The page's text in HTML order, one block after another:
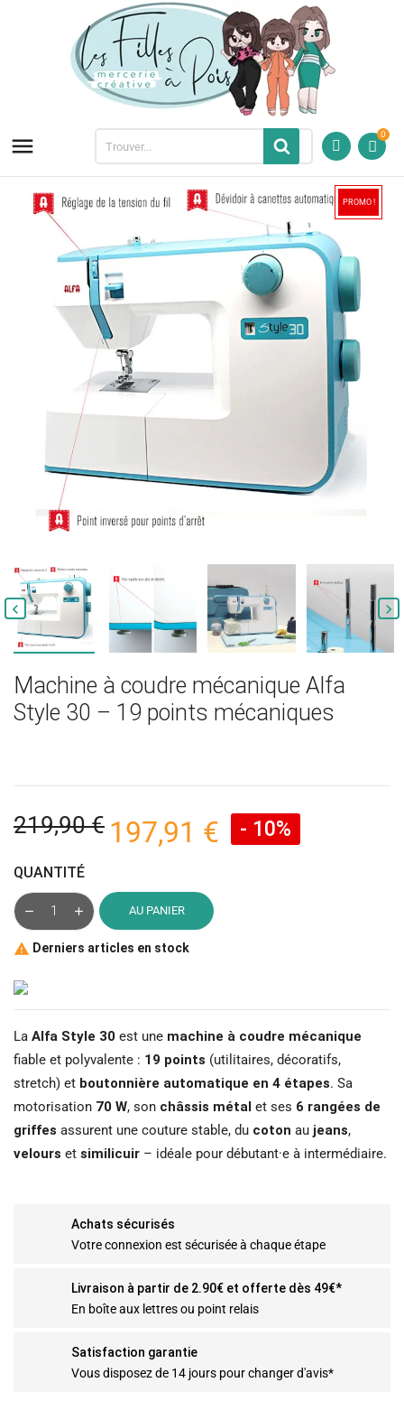
 0
PROMO !
 
Machine à coudre mécanique Alfa
Style 30 – 19 points mécaniques
219,90 € 197,91 € - 10%
QUANTITÉ
AU PANIER
 Derniers articles en stock
La Alfa Style 30 est une machine à coudre mécanique
fiable et polyvalente : 19 points (utilitaires, décoratifs,
stretch) et boutonnière automatique en 4 étapes. Sa
motorisation 70 W, son châssis métal et ses 6 rangées de
griffes assurent une couture stable, du coton au jeans,
velours et similicuir – idéale pour débutant·e à intermédiaire.
Achats sécurisés
Votre connexion est sécurisée à chaque étape
Livraison à partir de 2.90€ et offerte dès 49€*
En boîte aux lettres ou point relais
Satisfaction garantie
Vous disposez de 14 jours pour changer d'avis*